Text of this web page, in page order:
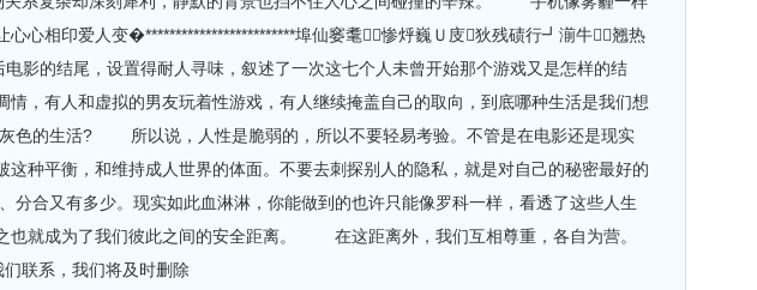
心相印爱人变�*************************埠仙窭耄惨烀巍Ｕ庋狄残碛行┛湔牛翘热
结尾，设置得耐人寻味，叙述了一次这七个人未曾开始那个游戏又是怎样的结
，有人和虚拟的男友玩着性游戏，有人继续掩盖自己的取向，到底哪种生活是我们想
灰色的生活? 所以说，人性是脆弱的，所以不要轻易考验。不管是在电影还是现实
种平衡，和维持成人世界的体面。不要去刺探别人的隐私，就是对自己的秘密最好的
又有多少。现实如此血淋淋，你能做到的也许只能像罗科一样，看透了这些人生
也就成为了我们彼此之间的安全距离。 在这距离外，我们互相尊重，各自为营。
联系，我们将及时删除